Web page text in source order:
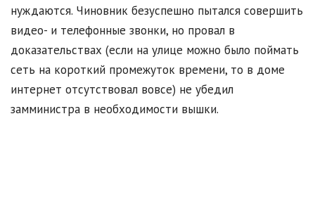
нуждаются. Чиновник безуспешно пытался совершить
видео- и телефонные звонки, но провал в
доказательствах (если на улице можно было поймать
сеть на короткий промежуток времени, то в доме
интернет отсутствовал вовсе) не убедил
замминистра в необходимости вышки.